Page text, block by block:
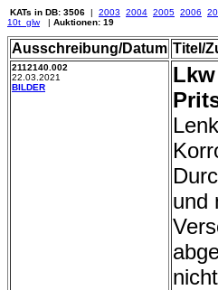
KATs in DB: 3506 | 2003 2004 2005 2006
10t_glw| Auktionen: 19
Ausschreibung/Datum Titel/
2112140.002
22.03.2021
BILDER
und